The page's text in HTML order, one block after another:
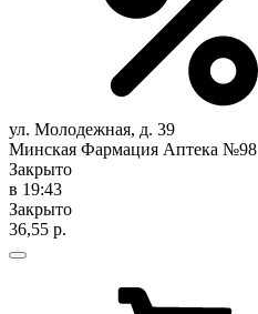
ул. Молодежная, д. 39
Минская Фармация Аптека №98
Закрыто
в 19:43
Закрыто
36,55 р.